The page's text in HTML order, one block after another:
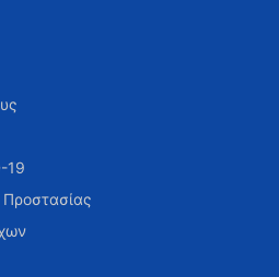
19
Προστασίας